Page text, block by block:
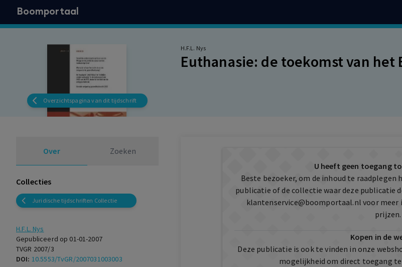
Boomportaal
Overzichtspagina van dit tijdschrift
H.F.L. Nys
Euthanasie: de toekomst van het
Over Zoeken
Collecties
Juridische tijdschriften Collectie
H.F.L. Nys
Gepubliceerd op 01-01-2007
TVGR 2007/3
DOI: 10.5553/TvGR/2007031003003
U heeft geen toegang
Beste bezoeker, om de inhoud te raadplegen
publicatie of de collectie waar deze publicatie
klantenservice@boomportaal.nl voor meer
prijzen.
Kopen in de
Deze publicatie is ook te vinden in onze
mogelijkheid om direct toegang